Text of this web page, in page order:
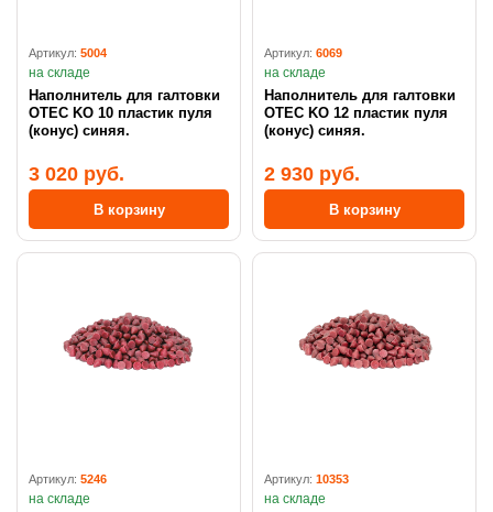
Артикул: 5004
на складе
Наполнитель для галтовки
OTEC KO 10 пластик пуля
(конус) синяя.
3 020 руб.
В корзину
Артикул: 6069
на складе
Наполнитель для галтовки
OTEC KO 12 пластик пуля
(конус) синяя.
2 930 руб.
В корзину
Артикул: 5246
на складе
Артикул: 10353
на складе